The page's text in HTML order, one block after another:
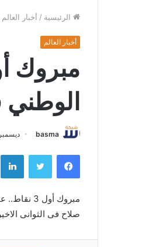
الرئيسية / أخبار العالم
أخبار العالم
الوطني
basma ديسمبر 22, 2025
فيسبوك تويتر
مبروك
صلاح فى الثوانى